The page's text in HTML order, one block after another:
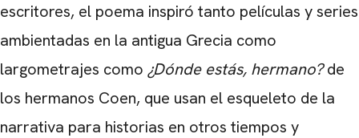
escritores, el poema inspiró tanto películas y series
ambientadas en la antigua Grecia como
largometrajes como ¿Dónde estás, hermano?de
los hermanos Coen, que usan el esqueleto de la
narrativa para historias en otros tiempos y